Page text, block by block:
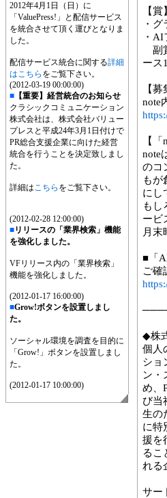
2012年4月1日（日）に
「ValuePress!」と配信サービス
を統合させて頂く運びとなりま
した。
配信サービス統合に関する詳細
はこちら をご覧下さい。
(2012-03-19 00:00:00)
■ 【重要】経営統合のお知らせ
クラシックコミュニケーション
株式会社は、株式会社バリュー
プレスと平成24年3月1日付けで
PR総合支援企業に向けた経営
統合を行うことを決定致しまし
た。
詳細はこちら をご覧下さい。
(2012-02-28 12:00:00)
■リリースの「業界検索」機能
を強化しました。
VFリリース内の「業界検索」
機能を強化しました。
(2012-01-17 16:00:00)
■Grow!ボタンを設置しまし
た。
ソーシャル環境を調査を目的に
「Grow!」ボタンを設置しまし
た。
(2012-01-17 10:00:00)
【賞】
・
・
副
ース
【募
note
【
note
のコ
もが
にし
もし
ービ
月末
■「
ご確
◆株
個人
ショ
ン・
め、
び当
生の
に特
援を
るこ
れる
サ